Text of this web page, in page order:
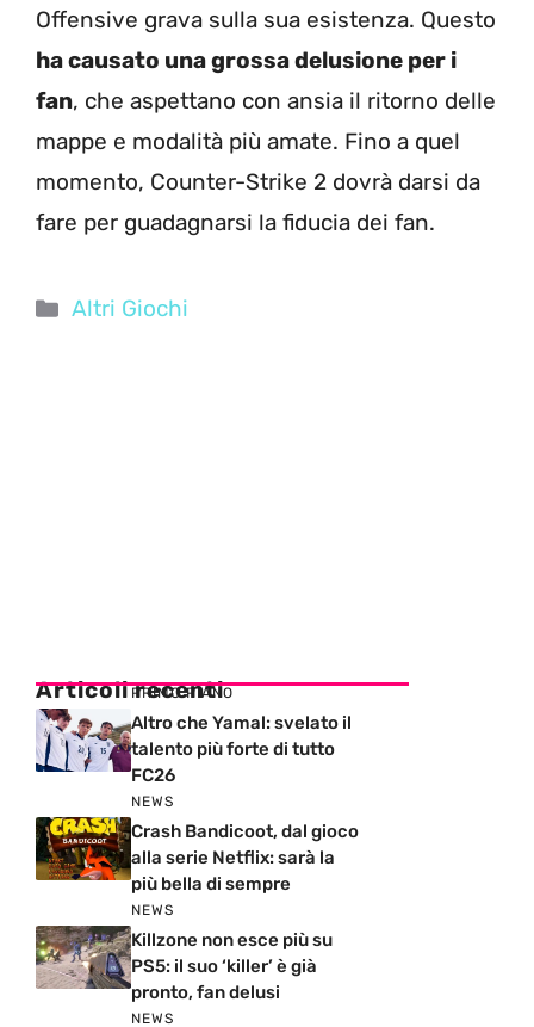
Offensive grava sulla sua esistenza. Questo
ha causato una grossa delusione per i
fan, che aspettano con ansia il ritorno delle
mappe e modalità più amate. Fino a quel
momento, Counter-Strike 2 dovrà darsi da
fare per guadagnarsi la fiducia dei fan.
Categorie
Altri Giochi
Articoli recenti
PRIMO PIANO
Altro che Yamal: svelato il
talento più forte di tutto
FC26
NEWS
Crash Bandicoot, dal gioco
alla serie Netflix: sarà la
più bella di sempre
NEWS
Killzone non esce più su
PS5: il suo ‘killer’ è già
pronto, fan delusi
NEWS